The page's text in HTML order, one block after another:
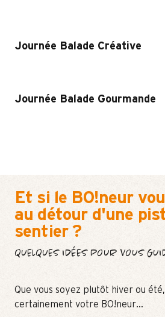
Journée Balade Créative
Journée Balade Gourmande
Et si le BO!neur
au détour d'une
sentier ?
QUELQUES IDÉES POUR VOUS
Que vous soyez plutôt hiver ou
certainement votre BO!neur…